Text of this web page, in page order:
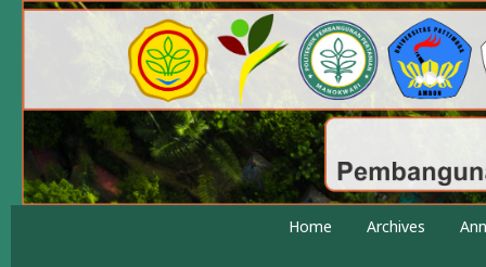
Home Archives